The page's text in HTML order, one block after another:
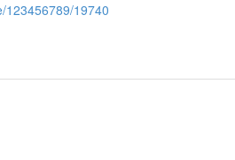
123456789/19740